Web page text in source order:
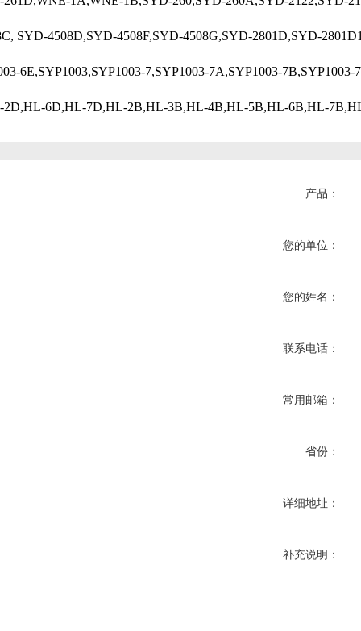
SYD-4508D,SYD-4508F,SYD-4508G,SYD-2801D,SYD-
6E,SYP1003,SYP1003-7,SYP1003-7A,SYP1003-
6D,HL-7D,HL-2B,HL-3B,HL-4B,HL-5B,HL-6B,HL-
产品：
您的单位：
您的姓名：
联系电话：
常用邮箱：
省份：
详细地址：
补充说明：